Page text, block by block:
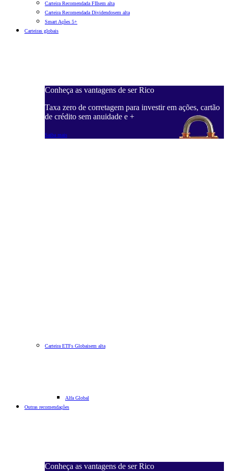
Carteira Recomendada FIIsem alta
Carteira Recomendada Dividendosem alta
Smart Ações 5+
Carteiras globais
Conheça as vantagens de ser Rico
Taxa zero de corretagem para investir em ações, cartão
de crédito sem anuidade e +
Saiba mais
Carteira ETFs Globaisem alta
Alfa Global
Outras recomendações
Conheça as vantagens de ser Rico